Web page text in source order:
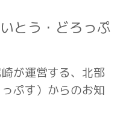
とう・どろっぷ
が運営する、北部
ぷす）からのお知